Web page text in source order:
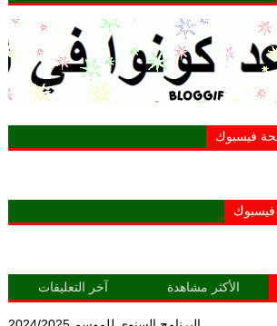
فيسبوك
فيسبوك
الأكثر مشاهدة آخر التعليقات